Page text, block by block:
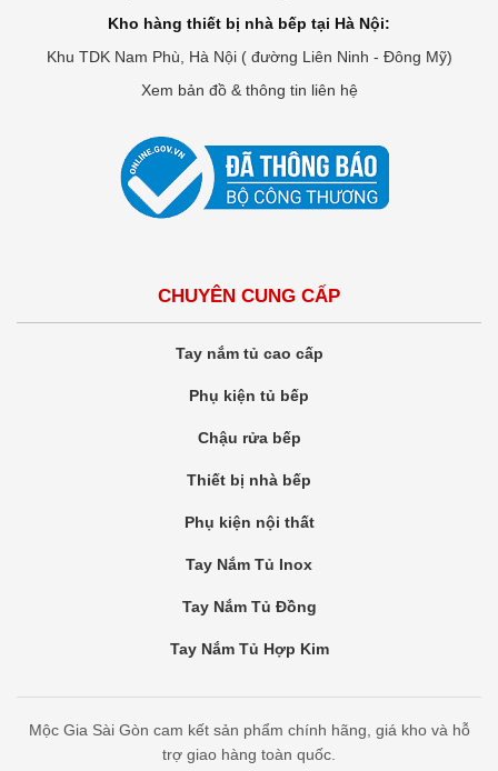
Kho hàng thiết bị nhà bếp tại Hà Nội:
Khu TDK Nam Phù, Hà Nội ( đường Liên Ninh - Đông Mỹ)
Xem bản đồ & thông tin liên hệ
CHUYÊN CUNG CẤP
Tay nắm tủ cao cấp
Phụ kiện tủ bếp
Chậu rửa bếp
Thiết bị nhà bếp
Phụ kiện nội thất
Tay Nắm Tủ Inox
Tay Nắm Tủ Đồng
Tay Nắm Tủ Hợp Kim
Mộc Gia Sài Gòn cam kết sản phẩm chính hãng, giá kho và hỗ
trợ giao hàng toàn quốc.